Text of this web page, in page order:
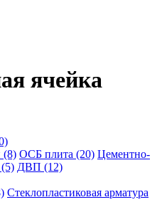
ячейка
(8) ОСБ плита (20) Цементно-
ДВП (12)
Стеклопластиковая арматура